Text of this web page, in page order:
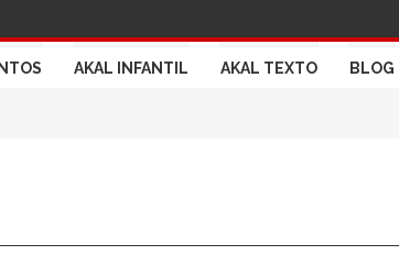
AKAL INFANTIL AKAL TEXTO BLOG